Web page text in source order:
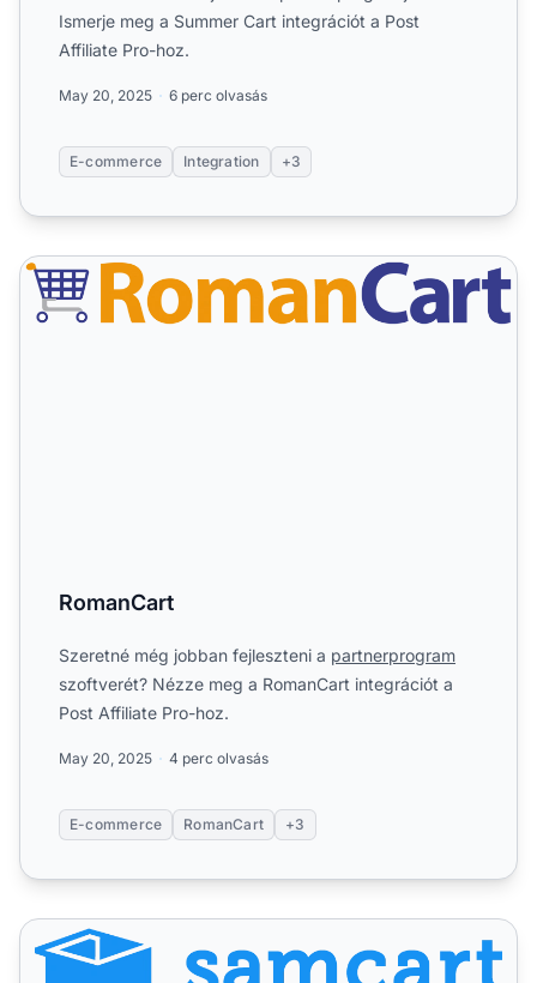
Ismerje meg a Summer Cart integrációt a Post
Affiliate Pro-hoz.
May 20, 2025 6 perc olvasás
E-commerce Integration +3
RomanCart
RomanCart
Szeretné még jobban fejleszteni a partnerprogram
szoftverét? Nézze meg a RomanCart integrációt a
Post Affiliate Pro-hoz.
May 20, 2025 4 perc olvasás
E-commerce RomanCart +3
SamCart